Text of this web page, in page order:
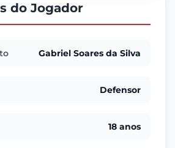
do Jogador
Gabriel Soares da Silva
Defensor
18 anos